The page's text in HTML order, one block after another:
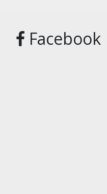
Facebook